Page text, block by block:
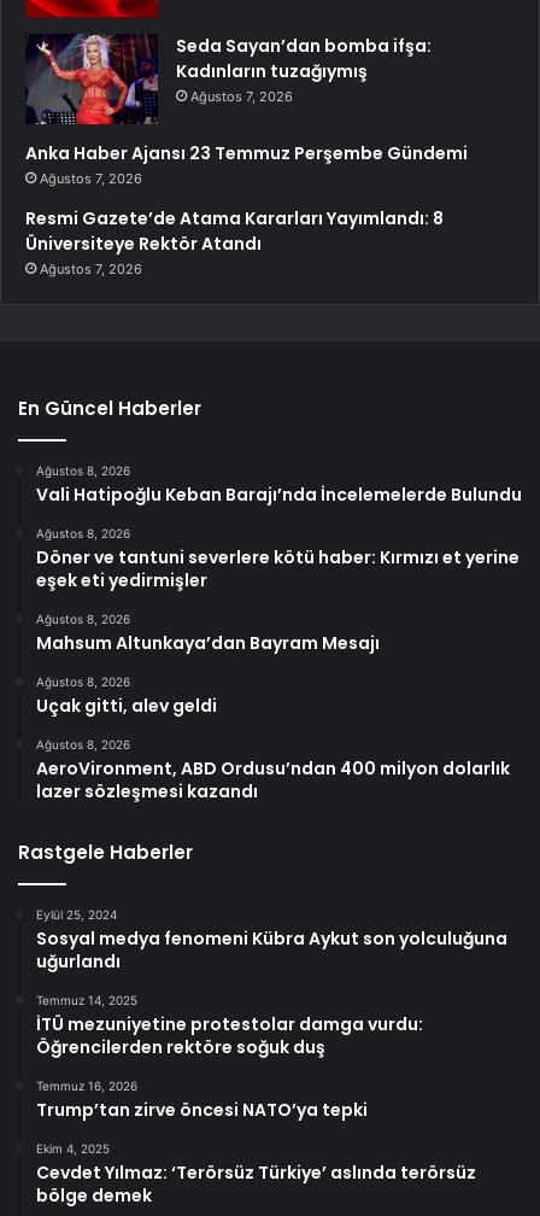
Seda Sayan’dan bomba ifşa:
Kadınların tuzağıymış
Ağustos 7, 2026
Anka Haber Ajansı 23 Temmuz Perşembe Gündemi
Ağustos 7, 2026
Resmi Gazete’de Atama Kararları Yayımlandı: 8
Üniversiteye Rektör Atandı
Ağustos 7, 2026
En Güncel Haberler
Ağustos 8, 2026
Vali Hatipoğlu Keban Barajı’nda İncelemelerde Bulundu
Ağustos 8, 2026
Döner ve tantuni severlere kötü haber: Kırmızı et yerine
eşek eti yedirmişler
Ağustos 8, 2026
Mahsum Altunkaya’dan Bayram Mesajı
Ağustos 8, 2026
Uçak gitti, alev geldi
Ağustos 8, 2026
AeroVironment, ABD Ordusu’ndan 400 milyon dolarlık
lazer sözleşmesi kazandı
Rastgele Haberler
Eylül 25, 2024
Sosyal medya fenomeni Kübra Aykut son yolculuğuna
uğurlandı
Temmuz 14, 2025
İTÜ mezuniyetine protestolar damga vurdu:
Öğrencilerden rektöre soğuk duş
Temmuz 16, 2026
Trump’tan zirve öncesi NATO’ya tepki
Ekim 4, 2025
Cevdet Yılmaz: ‘Terörsüz Türkiye’ aslında terörsüz
bölge demek